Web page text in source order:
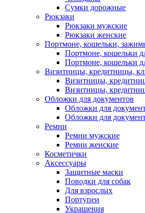
Сумки дорожные
Рюкзаки
Рюкзаки мужские
Рюкзаки женские
Портмоне, кошельки,
Портмоне, кошельки
Портмоне, кошельки
Визитницы, кредитницы,
Визитницы,
Визитницы,
Обложки для документов
Обложки для
Обложки для
Ремни
Ремни мужские
Ремни женские
Косметички
Аксессуары
Защитные маски
Поводки для собак
Для взрослых
Портупеи
Украшения